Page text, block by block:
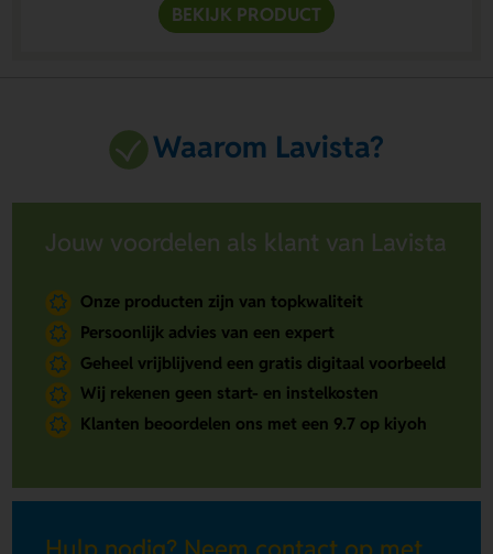
BEKIJK PRODUCT
Waarom Lavista?
Jouw voordelen als klant van Lavista
Onze producten zijn van topkwaliteit
Persoonlijk advies van een expert
Geheel vrijblijvend een gratis digitaal voorbeeld
Wij rekenen geen start- en instelkosten
Klanten beoordelen ons met een 9.7 op kiyoh